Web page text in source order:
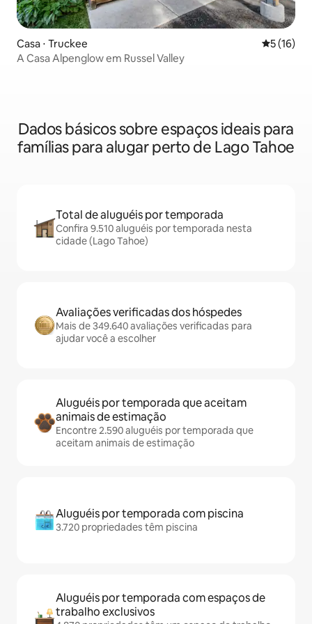
Casa ⋅ Truckee 5 de uma
5 (16)
A Casa Alpenglow em Russel Valley
Dados básicos sobre espaços ideais para
famílias para alugar perto de Lago Tahoe
Total de aluguéis por temporada
Confira 9.510 aluguéis por temporada nesta
cidade (Lago Tahoe)
Avaliações verificadas dos hóspedes
Mais de 349.640 avaliações verificadas para
ajudar você a escolher
Aluguéis por temporada que aceitam
animais de estimação
Encontre 2.590 aluguéis por temporada que
aceitam animais de estimação
Aluguéis por temporada com piscina
3.720 propriedades têm piscina
Aluguéis por temporada com espaços de
trabalho exclusivos